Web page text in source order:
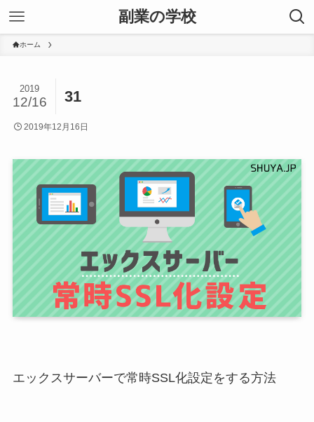
副業の学校
ホーム
31
2019
12/16
2019年12月16日
エックスサーバーで常時SSL化設定をする方法